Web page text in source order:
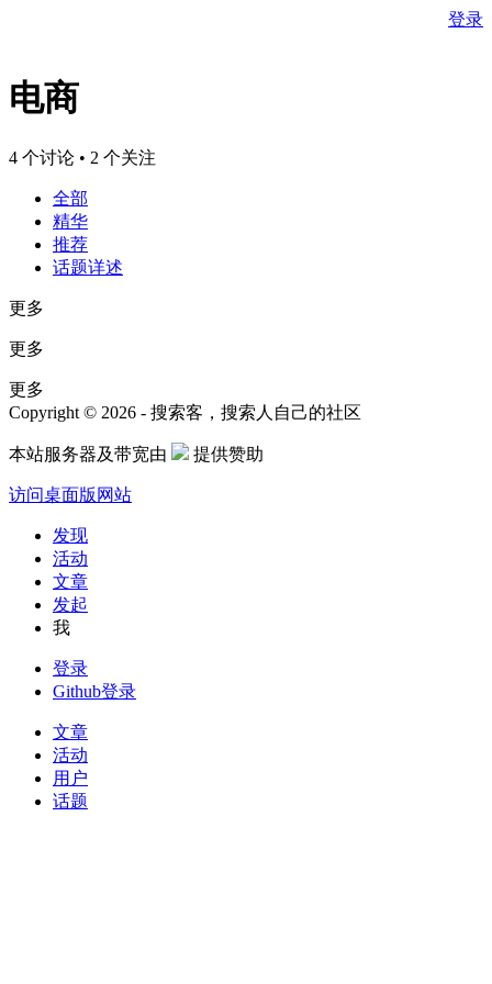
登录
电商
4 个讨论 • 2 个关注
全部
精华
推荐
话题详述
更多
更多
更多
Copyright © 2026 - 搜索客，搜索人自己的社区
本站服务器及带宽由 提供赞助
访问桌面版网站
发现
活动
文章
发起
我
登录
Github登录
文章
活动
用户
话题